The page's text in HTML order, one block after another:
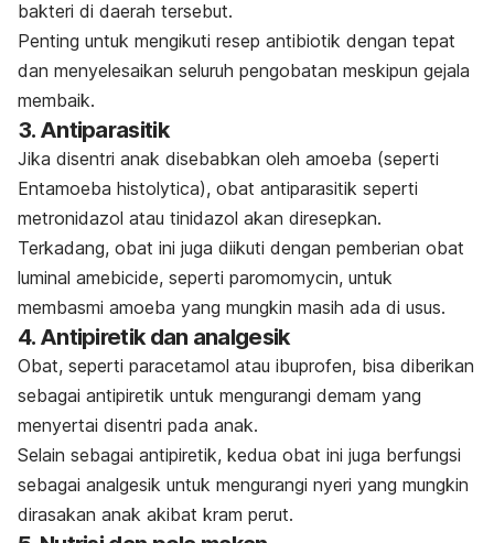
bakteri di daerah tersebut.
Penting untuk mengikuti resep antibiotik dengan tepat
dan menyelesaikan seluruh pengobatan meskipun gejala
membaik.
3. Antiparasitik
Jika disentri anak disebabkan oleh amoeba (seperti
Entamoeba histolytica), obat antiparasitik seperti
metronidazol atau tinidazol akan diresepkan.
Terkadang, obat ini juga diikuti dengan pemberian obat
luminal amebicide, seperti paromomycin, untuk
membasmi amoeba yang mungkin masih ada di usus.
4. Antipiretik dan analgesik
Obat, seperti paracetamol atau ibuprofen, bisa diberikan
sebagai antipiretik untuk mengurangi demam yang
menyertai disentri pada anak.
Selain sebagai antipiretik, kedua obat ini juga berfungsi
sebagai analgesik untuk mengurangi nyeri yang mungkin
dirasakan anak akibat kram perut.